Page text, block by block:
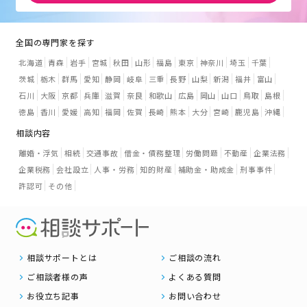
全国の専門家を探す
北海道 青森 岩手 宮城 秋田 山形 福島 東京 神奈川 埼玉
千葉
茨城 栃木 群馬 愛知 静岡 岐阜 三重 長野 山梨 新潟 福井
富山
石川
大阪 京都 兵庫 滋賀 奈良 和歌山 広島 岡山 山口 鳥取
島根
徳島 香川 愛媛 高知 福岡 佐賀 長崎 熊本 大分 宮崎 鹿児島 沖縄
相談内容
離婚・浮気 相続 交通事故 借金・債務整理 労働問題 不動産 企業法務
企業税務 会社設立 人事・労務 知的財産 補助金・助成金 刑事事件
許認可 その他
相談サポートとは
ご相談の流れ
ご相談者様の声
よくある質問
お役立ち記事
お問い合わせ